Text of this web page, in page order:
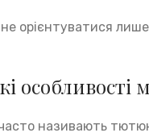
орієнтуватися
особливості
називають тютюн